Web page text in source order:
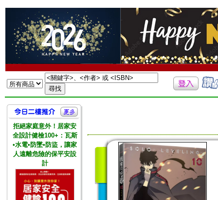
拒絕家庭意外！居家安
全設計健檢100+：瓦斯
•水電•防墜•防盜，讓家
人遠離危險的保平安設
計